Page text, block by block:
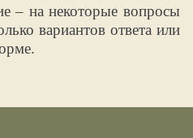
– на некоторые вопросы
вариантов ответа или